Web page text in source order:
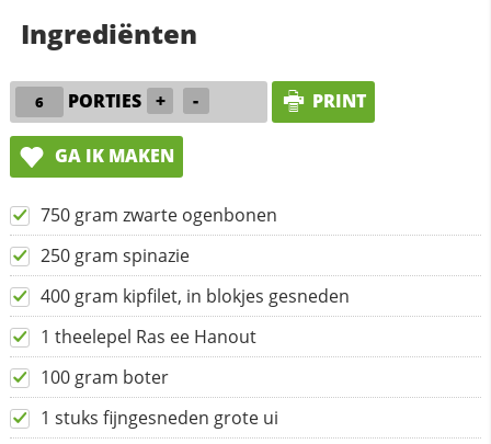
Ingrediënten
PORTIES + - PRINT
GA IK MAKEN
750 gram zwarte ogenbonen
250 gram spinazie
400 gram kipfilet, in blokjes gesneden
1 theelepel Ras ee Hanout
100 gram boter
1 stuks fijngesneden grote ui